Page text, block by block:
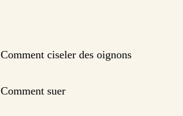
Comment ciseler des oignons
Comment suer